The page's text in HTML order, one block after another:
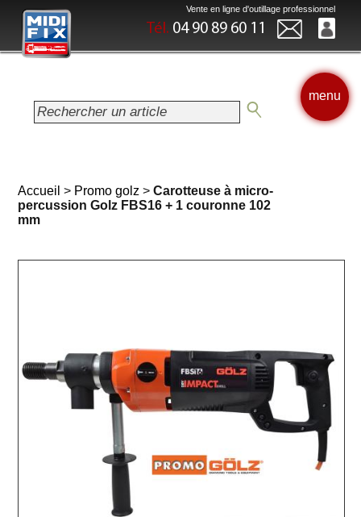
Vente en ligne d'outillage professionnel
Tél. 04 90 89 60 11
menu
Accueil > Promo golz >Carotteuse à micro-
percussion Golz FBS16 + 1 couronne 102
mm